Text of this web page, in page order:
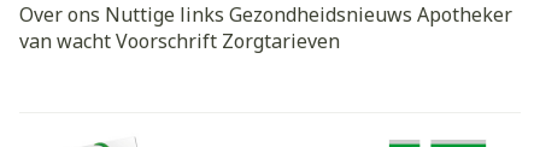
Over ons Nuttige links Gezondheidsnieuws Apotheker
van wachtVoorschrift Zorgtarieven